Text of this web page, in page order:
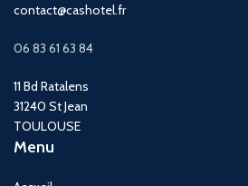
contact@cashotel.fr
06 83 61 63 84
11 Bd Ratalens
31240 St Jean
TOULOUSE
Menu